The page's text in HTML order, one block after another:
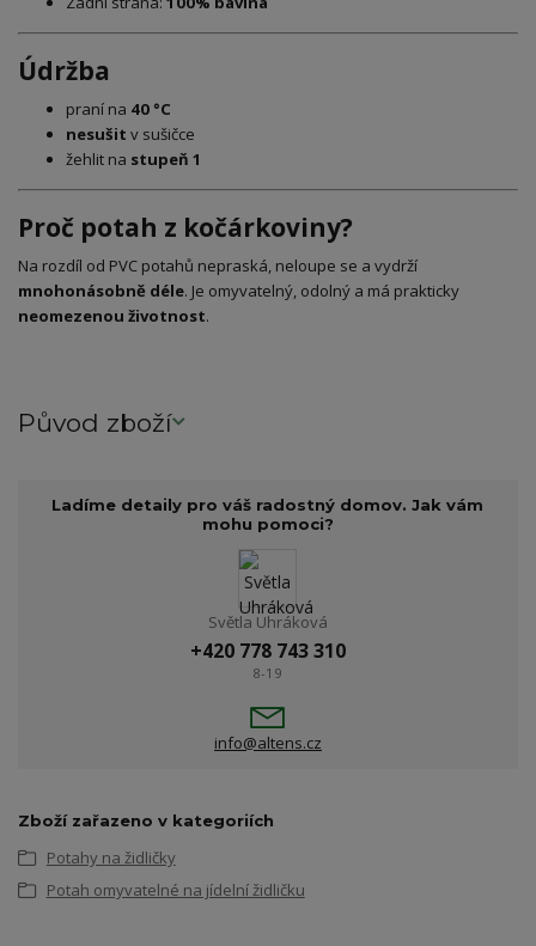
Údržba
praní na 40 °C
nesušit v sušičce
žehlit na stupeň 1
Proč potah z kočárkoviny?
Na rozdíl od PVC potahů nepraská, neloupe se a vydrží
mnohonásobně déle. Je omyvatelný, odolný a má prakticky
neomezenou životnost.
Původ zboží
Ladíme detaily pro váš radostný domov. Jak vám
mohu pomoci?
Světla Uhráková
+420 778 743 310
8-19
info@altens.cz
Zboží zařazeno v kategoriích
Potahy na židličky
Potah omyvatelné na jídelní židličku